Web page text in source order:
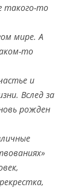
такого-то
мире. А
то
и
Вслед за
рожден